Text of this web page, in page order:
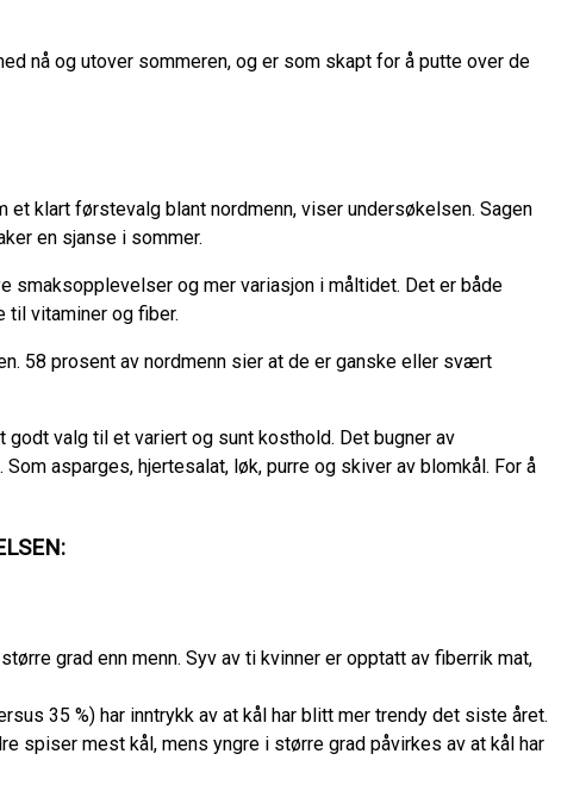
nå og utover sommeren, og er som skapt for å putte over de
klart førstevalg blant nordmenn, viser undersøkelsen. Sagen
en sjanse i sommer.
smaksopplevelser og mer variasjon i måltidet. Det er både
til vitaminer og fiber.
58 prosent av nordmenn sier at de er ganske eller svært
godt valg til et variert og sunt kosthold. Det bugner av
asparges, hjertesalat, løk, purre og skiver av blomkål. For å
grad enn menn. Syv av ti kvinner er opptatt av fiberrik mat,
35 %) har inntrykk av at kål har blitt mer trendy det siste året.
spiser mest kål, mens yngre i større grad påvirkes av at kål har